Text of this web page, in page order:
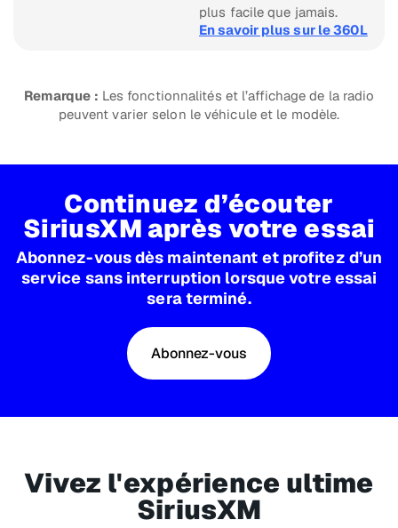
plus facile que jamais.
En savoir plus sur le 360L
Remarque : Les fonctionnalités et l’affichage de la radio
peuvent varier selon le véhicule et le modèle.
Continuez d’écouter
SiriusXM après votre essai
Abonnez-vous dès maintenant et profitez d’un
service sans interruption lorsque votre essai
sera terminé.
Abonnez-vous
Vivez l'expérience ultime
SiriusXM​